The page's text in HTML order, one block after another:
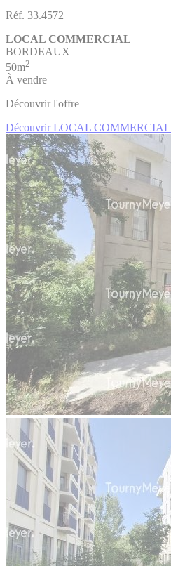
Réf. 33.4572
LOCAL COMMERCIAL
BORDEAUX
50m2
À vendre
Découvrir l'offre
Découvrir LOCAL COMMERCIAL